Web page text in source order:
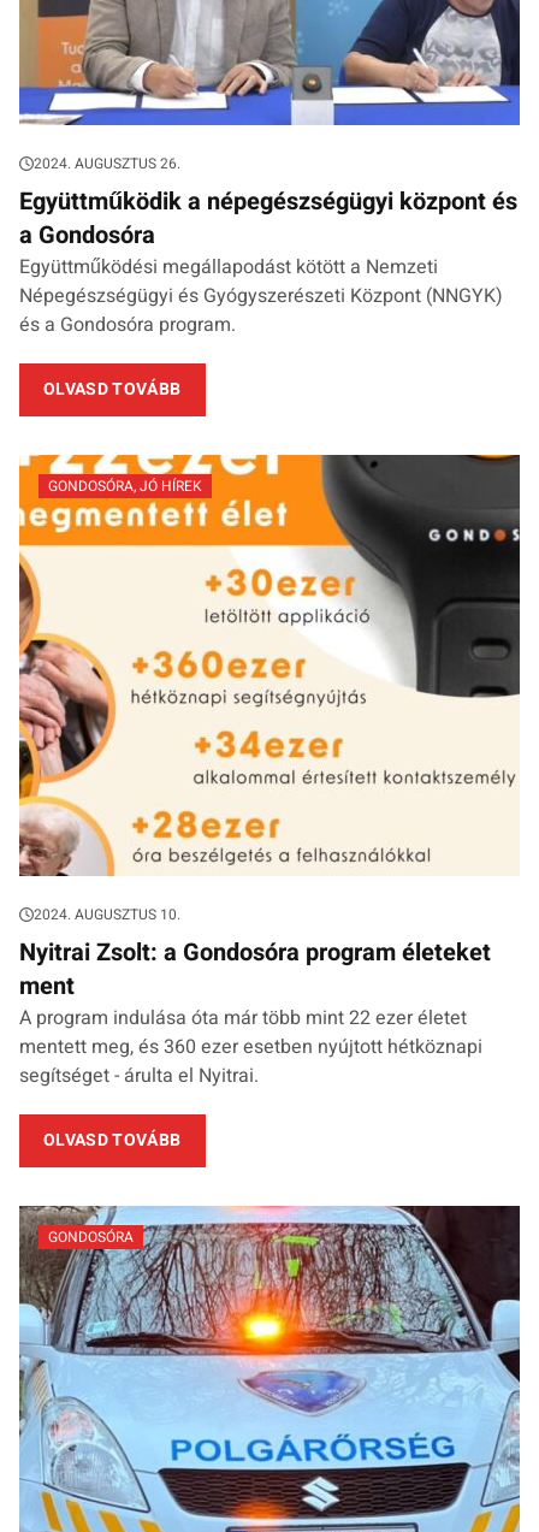
2024. AUGUSZTUS 26.
Együttműködik a népegészségügyi központ és
a Gondosóra
Együttműködési megállapodást kötött a Nemzeti
Népegészségügyi és Gyógyszerészeti Központ (NNGYK)
és a Gondosóra program.
OLVASD TOVÁBB
GONDOSÓRA,JÓ HÍREK
2024. AUGUSZTUS 10.
Nyitrai Zsolt: a Gondosóra program életeket
ment
A program indulása óta már több mint 22 ezer életet
mentett meg, és 360 ezer esetben nyújtott hétköznapi
segítséget - árulta el Nyitrai.
OLVASD TOVÁBB
GONDOSÓRA